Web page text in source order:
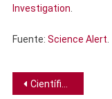
Investigation.
Fuente: Science Alert.
Navegación
Científicos crean un banano que no se oscurece, la primera variedad comercial en 75 años